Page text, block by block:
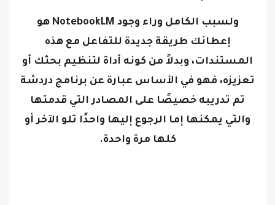
إعطائك طريقة جديدة للتفاعل مع هذه
المستندات، وبدلاً من كونه أداة لتنظيم بحثك أو
تعزيزه، فهو في الأساس عبارة عن برنامج دردشة
تم تدريبه خصيصًا على المصادر التي قدمتها
والتي يمكنها إما الرجوع إليها واحدًا تلو الآخر أو
كلها مرة واحدة.